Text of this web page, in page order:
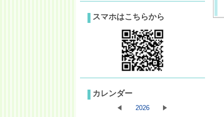
スマホはこちらから
カレンダー
2026